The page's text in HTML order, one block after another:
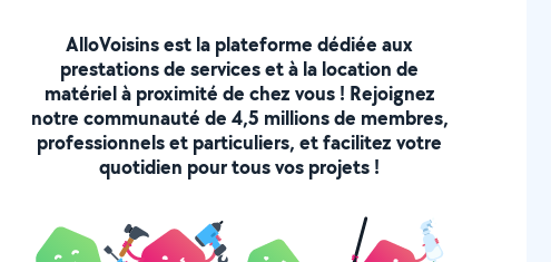
AlloVoisins est la plateforme dédiée aux
prestations de services et à la location de
matériel à proximité de chez vous ! Rejoignez
notre communauté de 4,5 millions de membres,
professionnels et particuliers, et facilitez votre
quotidien pour tous vos projets !